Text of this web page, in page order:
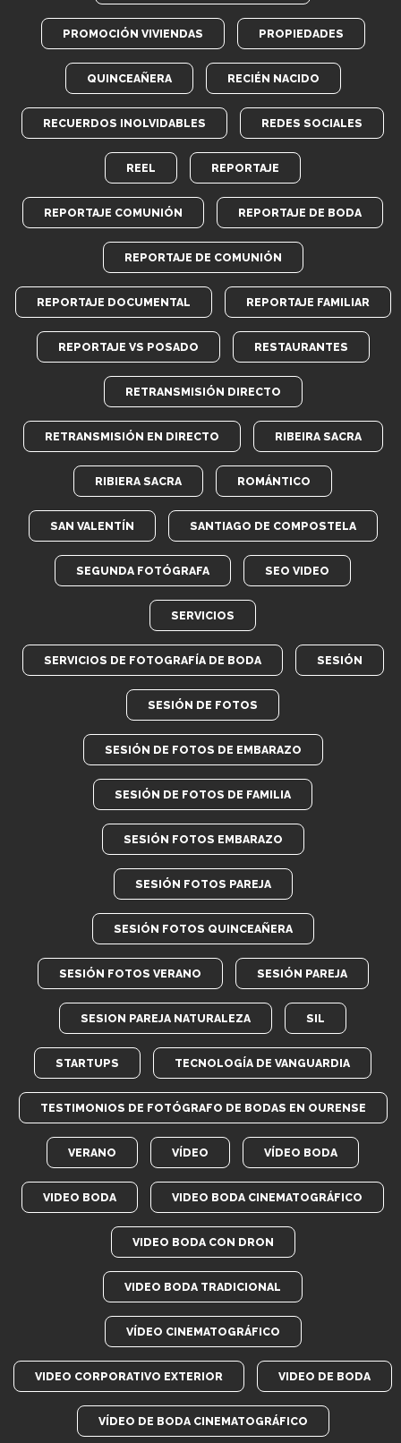
PROMOCIÓN VIVIENDAS PROPIEDADES
QUINCEAÑERA RECIÉN NACIDO
RECUERDOS INOLVIDABLES REDES SOCIALES
REEL REPORTAJE
REPORTAJE COMUNIÓN REPORTAJE DE BODA
REPORTAJE DE COMUNIÓN
REPORTAJE DOCUMENTAL REPORTAJE FAMILIAR
REPORTAJE VS POSADO RESTAURANTES
RETRANSMISIÓN DIRECTO
RETRANSMISIÓN EN DIRECTO RIBEIRA SACRA
RIBIERA SACRA ROMÁNTICO
SAN VALENTÍN SANTIAGO DE COMPOSTELA
SEGUNDA FOTÓGRAFA SEO VIDEO
SERVICIOS
SERVICIOS DE FOTOGRAFÍA DE BODA SESIÓN
SESIÓN DE FOTOS
SESIÓN DE FOTOS DE EMBARAZO
SESIÓN DE FOTOS DE FAMILIA
SESIÓN FOTOS EMBARAZO
SESIÓN FOTOS PAREJA
SESIÓN FOTOS QUINCEAÑERA
SESIÓN FOTOS VERANO SESIÓN PAREJA
SESION PAREJA NATURALEZA SIL
STARTUPS TECNOLOGÍA DE VANGUARDIA
TESTIMONIOS DE FOTÓGRAFO DE BODAS EN OURENSE
VERANO VÍDEO VÍDEO BODA
VIDEO BODA VIDEO BODA CINEMATOGRÁFICO
VIDEO BODA CON DRON
VIDEO BODA TRADICIONAL
VÍDEO CINEMATOGRÁFICO
VIDEO CORPORATIVO EXTERIOR VIDEO DE BODA
VÍDEO DE BODA CINEMATOGRÁFICO